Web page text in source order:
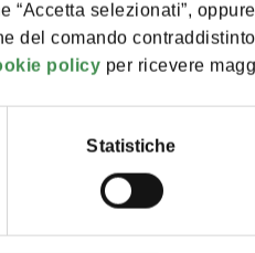
“Accetta selezionati”,
del comando contraddistinto
policy per ricevere
Statistiche
spray rinfrescanti,
possono essere utili, ma che
rinunciare alla